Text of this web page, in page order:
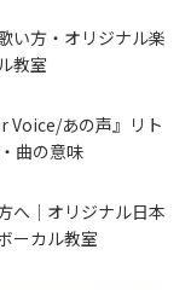
い方・オリジナル楽
教室
Voice/あの声』リト
曲の意味
へ｜オリジナル日本
ーカル教室